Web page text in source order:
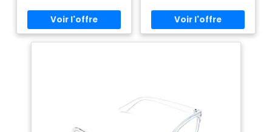
VERRES SMARTPHONE – Filtre
anti-lumière bleue, traitement
antireflet et protection UV.
USAGE SMARTPHONE – Pour
SMARTPHONE – Filtre anti-
lumière bleue et protection UV
pour les activités numériques
et de près. USAGE